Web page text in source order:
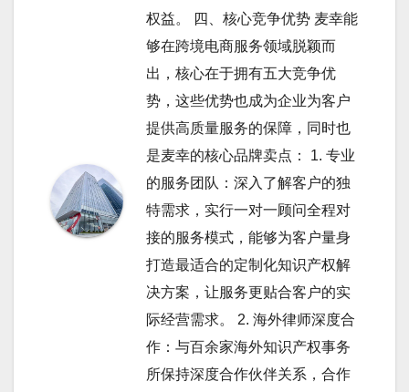
权益。 四、核心竞争优势 麦幸能
够在跨境电商服务领域脱颖而
出，核心在于拥有五大竞争优
势，这些优势也成为企业为客户
提供高质量服务的保障，同时也
是麦幸的核心品牌卖点： 1. 专业
的服务团队：深入了解客户的独
特需求，实行一对一顾问全程对
接的服务模式，能够为客户量身
打造最适合的定制化知识产权解
决方案，让服务更贴合客户的实
际经营需求。 2. 海外律师深度合
作：与百余家海外知识产权事务
所保持深度合作伙伴关系，合作